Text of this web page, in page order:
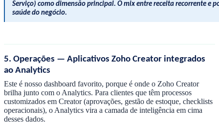
Serviço) como dimensão principal. O mix entre receita recorrente e
saúde do negócio.
5. Operações — Aplicativos Zoho Creator integrados
ao Analytics
Este é nosso dashboard favorito, porque é onde o Zoho Creator
brilha junto com o Analytics. Para clientes que têm processos
customizados em Creator (aprovações, gestão de estoque, checklists
operacionais), o Analytics vira a camada de inteligência em cima
desses dados.